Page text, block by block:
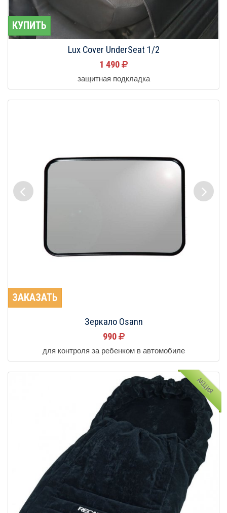
КУПИТЬ
Lux Cover UnderSeat 1/2
1 490
защитная подкладка
ЗАКАЗАТЬ
Зеркало Osann
990
для контроля за ребенком в автомобиле
АКЦИЯ